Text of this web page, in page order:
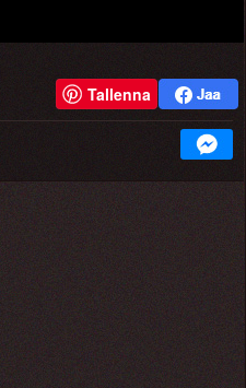
Tallenna